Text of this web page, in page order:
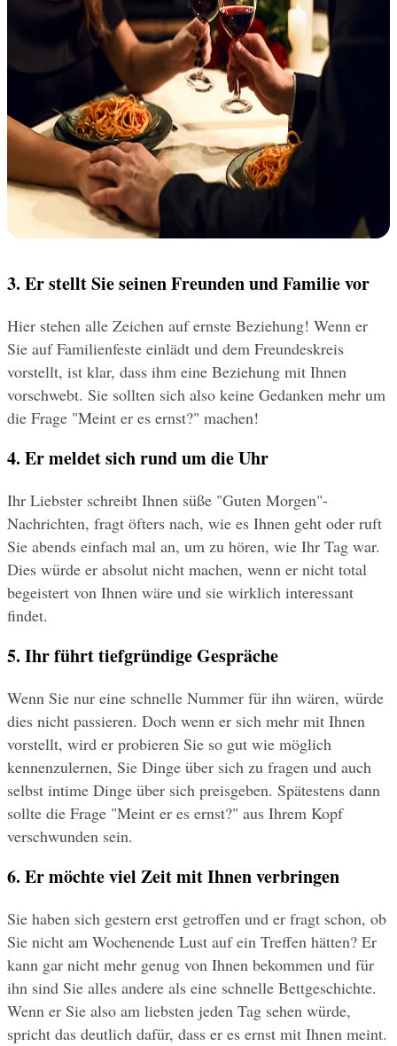
3. Er stellt Sie seinen Freunden und Familie vor
Hier stehen alle Zeichen auf ernste Beziehung! Wenn er
Sie auf Familienfeste einlädt und dem Freundeskreis
vorstellt, ist klar, dass ihm eine Beziehung mit Ihnen
vorschwebt. Sie sollten sich also keine Gedanken mehr um
die Frage "Meint er es ernst?" machen!
4. Er meldet sich rund um die Uhr
Ihr Liebster schreibt Ihnen süße "Guten Morgen"-
Nachrichten, fragt öfters nach, wie es Ihnen geht oder ruft
Sie abends einfach mal an, um zu hören, wie Ihr Tag war.
Dies würde er absolut nicht machen, wenn er nicht total
begeistert von Ihnen wäre und sie wirklich interessant
findet.
5. Ihr führt tiefgründige Gespräche
Wenn Sie nur eine schnelle Nummer für ihn wären, würde
dies nicht passieren. Doch wenn er sich mehr mit Ihnen
vorstellt, wird er probieren Sie so gut wie möglich
kennenzulernen, Sie Dinge über sich zu fragen und auch
selbst intime Dinge über sich preisgeben. Spätestens dann
sollte die Frage "Meint er es ernst?" aus Ihrem Kopf
verschwunden sein.
6. Er möchte viel Zeit mit Ihnen verbringen
Sie haben sich gestern erst getroffen und er fragt schon, ob
Sie nicht am Wochenende Lust auf ein Treffen hätten? Er
kann gar nicht mehr genug von Ihnen bekommen und für
ihn sind Sie alles andere als eine schnelle Bettgeschichte.
Wenn er Sie also am liebsten jeden Tag sehen würde,
spricht das deutlich dafür, dass er es ernst mit Ihnen meint.